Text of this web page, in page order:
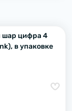
шар цифра 4
в упаковке